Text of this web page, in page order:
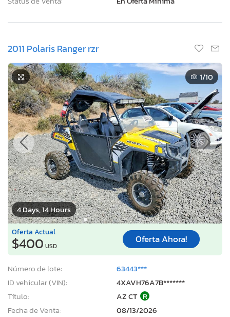
2011 Polaris Ranger rzr
4 Days, 14 Hours
1/10
Oferta Actual
$400 USD
Oferta Ahora!
Número de lote:
63443***
ID vehicular (VIN):
4XAVH76A7B*******
Título:
AZ CT R
Fecha de Venta:
08/13/2026